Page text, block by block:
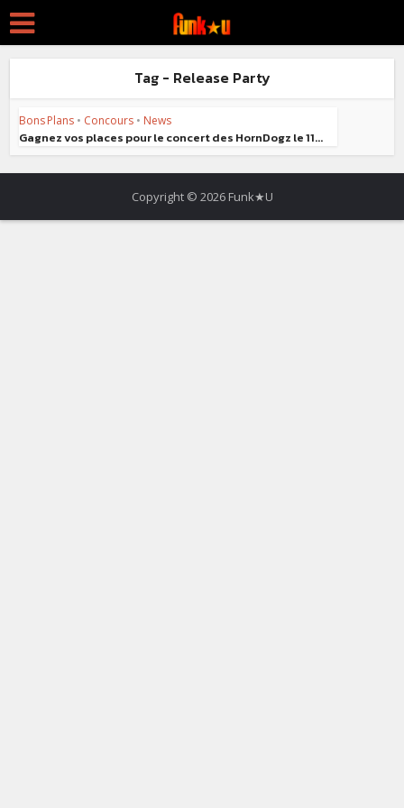
Tag - Release Party
Bons Plans • Concours • News
Gagnez vos places pour le concert des HornDogz le 11...
Copyright © 2026 Funk★U